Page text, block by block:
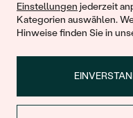
Einstellungen jederzeit
Kategorien auswählen.
Hinweise finden Sie in
© 2011 - 2026, Eppi.de